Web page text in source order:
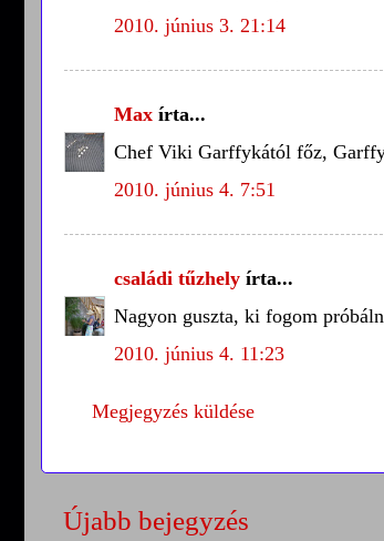
2010. június 3. 21:14
Max írta...
Chef Viki Garffykától főz,
2010. június 4. 7:51
családi tűzhely írta...
Nagyon guszta, ki fogom
2010. június 4. 11:23
Megjegyzés küldése
Újabb bejegyzés